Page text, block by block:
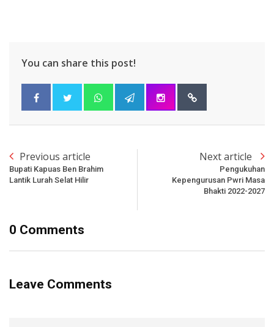
You can share this post!
Previous article
Bupati Kapuas Ben Brahim
Lantik Lurah Selat Hilir
Next article
Pengukuhan
Kepengurusan Pwri Masa
Bhakti 2022-2027
0 Comments
Leave Comments